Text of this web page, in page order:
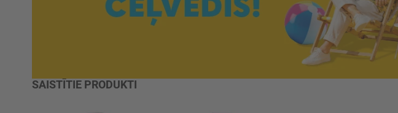
SAISTĪTIE PRODUKTI